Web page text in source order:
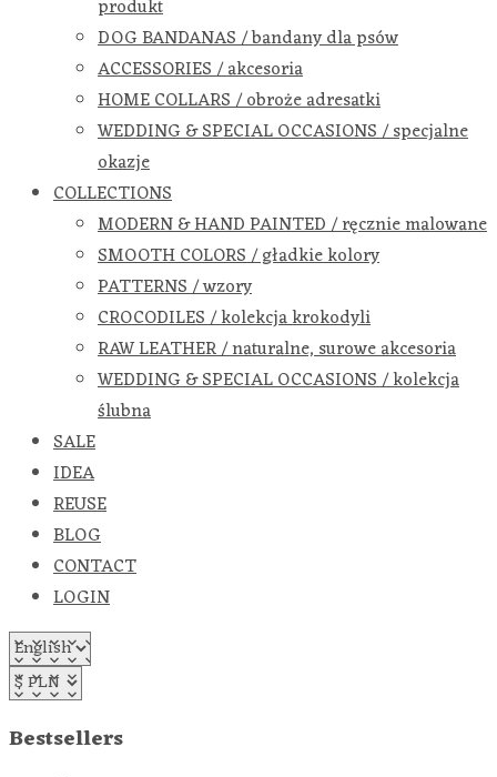
produkt
DOG BANDANAS / bandany dla psów
ACCESSORIES / akcesoria
HOME COLLARS / obroże adresatki
WEDDING & SPECIAL OCCASIONS / specjalne
okazje
COLLECTIONS
MODERN & HAND PAINTED / ręcznie malowane
SMOOTH COLORS / gładkie kolory
PATTERNS / wzory
CROCODILES / kolekcja krokodyli
RAW LEATHER / naturalne, surowe akcesoria
WEDDING & SPECIAL OCCASIONS / kolekcja
ślubna
SALE
IDEA
REUSE
BLOG
CONTACT
LOGIN
Bestsellers